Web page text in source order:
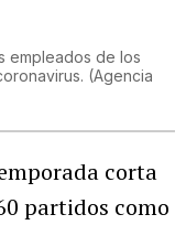
empleados de los
(Agencia
corta
partidos como